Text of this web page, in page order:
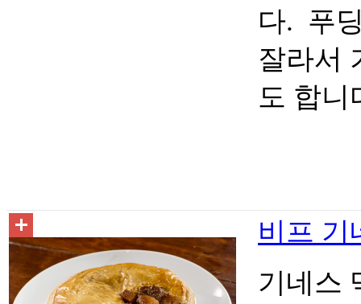
다. 푸
잘라서
도 합니
비프 기
기네스